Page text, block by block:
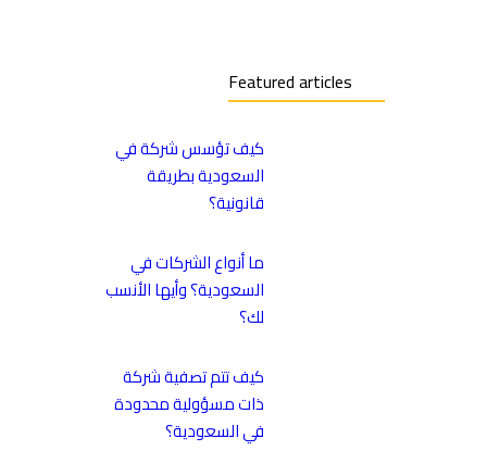
Featured articles
كيف تؤسس شركة في
السعودية بطريقة
قانونية؟
ما أنواع الشركات في
السعودية؟ وأيها الأنسب
لك؟
كيف تتم تصفية شركة
ذات مسؤولية محدودة
في السعودية؟